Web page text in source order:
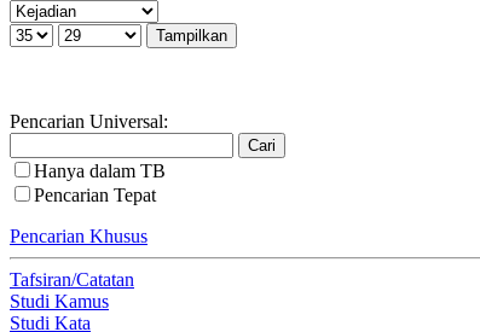
Pencarian Universal:
Hanya dalam TB
Pencarian Tepat
Pencarian Khusus
Tafsiran/Catatan
Studi Kamus
Studi Kata